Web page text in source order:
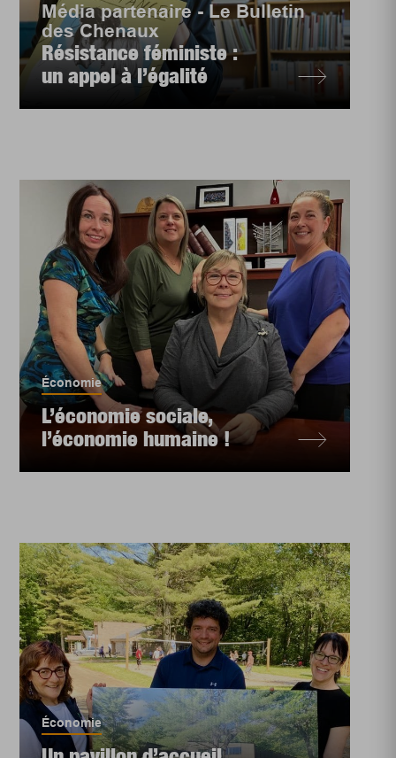
Média partenaire - Le Bulletin
des Chenaux
Résistance féministe :
un appel à l’égalité
Économie
L’économie sociale,
l’économie humaine !
Économie